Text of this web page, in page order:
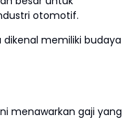
otomotif.
dikenal memiliki budaya
menawarkan gaji yang